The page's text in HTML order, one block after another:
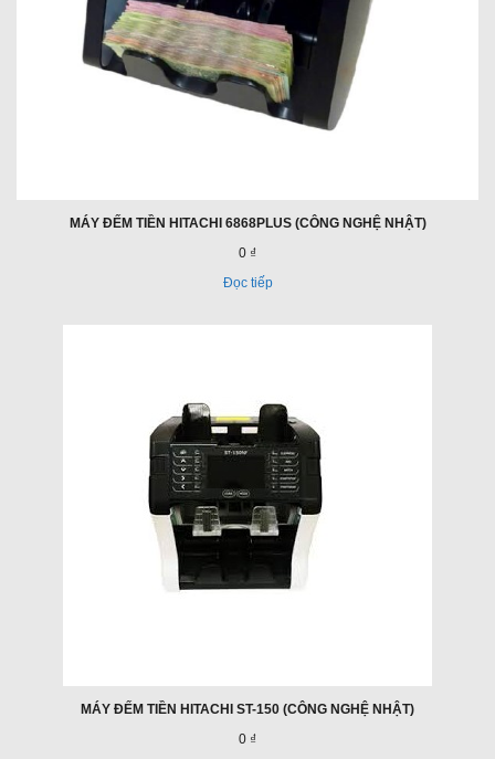
MÁY ĐẾM TIỀN HITACHI 6868PLUS (CÔNG NGHỆ NHẬT)
0 ₫
Đọc tiếp
MÁY ĐẾM TIỀN HITACHI ST-150 (CÔNG NGHỆ NHẬT)
0 ₫